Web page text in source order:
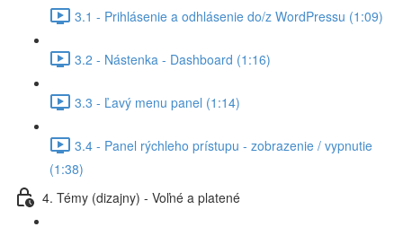
3.1 - Prihlásenie a odhlásenie do/z WordPressu (1:09)
3.2 - Nástenka - Dashboard (1:16)
3.3 - Ľavý menu panel (1:14)
3.4 - Panel rýchleho prístupu - zobrazenie / vypnutie
(1:38)
4. Témy (dizajny) - Voľné a platené